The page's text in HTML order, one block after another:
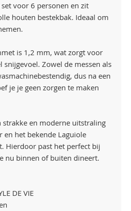
voor 6 personen en zit
houten bestekbak. Ideaal om
is 1,2 mm, wat zorgt voor
snijgevoel. Zowel de messen als
dus na een
je je geen zorgen te maken
strakke en moderne uitstraling
en het bekende Laguiole
Hierdoor past het perfect bij
nu binnen of buiten dineert.
DE VIE